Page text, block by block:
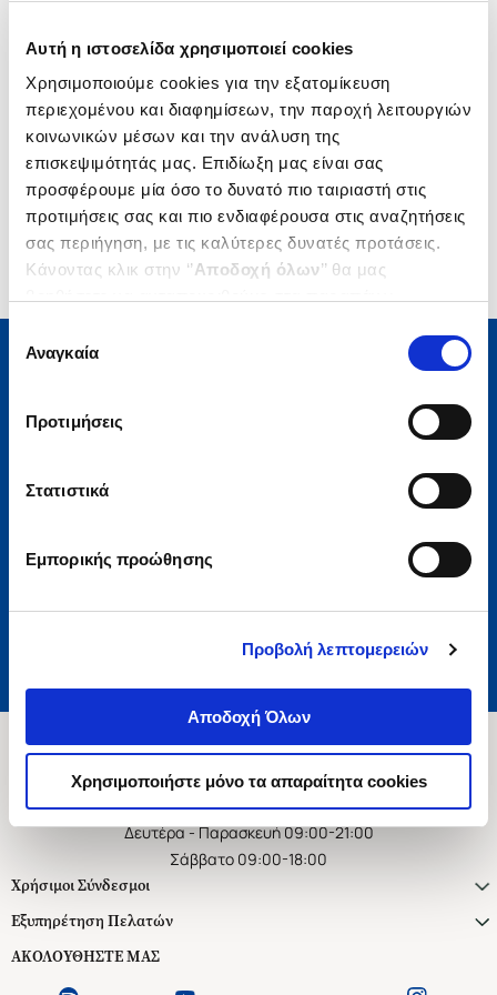
Αυτή η ιστοσελίδα χρησιμοποιεί cookies
Χρησιμοποιούμε cookies για την εξατομίκευση
περιεχομένου και διαφημίσεων, την παροχή λειτουργιών
κοινωνικών μέσων και την ανάλυση της
επισκεψιμότητάς μας. Επιδίωξη μας είναι σας
προσφέρουμε μία όσο το δυνατό πιο ταιριαστή στις
προτιμήσεις σας και πιο ενδιαφέρουσα στις αναζητήσεις
σας περιήγηση, με τις καλύτερες δυνατές προτάσεις.
Κάνοντας κλικ στην ‘’Αποδοχή όλων’’ θα μας
ενδιαφέρουν και να επιλέξετε από τα παρακάτω με την
΄΄και να ενημερωθείτε σχετικά με
συγκατάθεσης
Αναγκαία
Προτιμήσεις
Στατιστικά
Εμπορικής προώθησης
Προβολή λεπτομερειών
Αποδοχή Όλων
Χρησιμοποιήστε μόνο τα απαραίτητα cookies
Μάθετε τα νέα της Πολιτείας
Εγγραφείτε στο newsletter μας και μάθετε πρώτοι όλα τα
νέα βιβλία, τις εξαιρετικές τιμές και τις εκδηλώσεις μας.
Εγγραφή
Αποδέχομαι τους όρους χρήσης και την πολιτική απορρήτου
Ασκληπιού 1-3, Αθήνα 106 79
Δευτέρα - Παρασκευή 09:00-21:00
Σάββατο 09:00-18:00
Χρήσιμοι Σύνδεσμοι
Εξυπηρέτηση Πελατών
ΑΚΟΛΟΥΘΗΣΤΕ ΜΑΣ